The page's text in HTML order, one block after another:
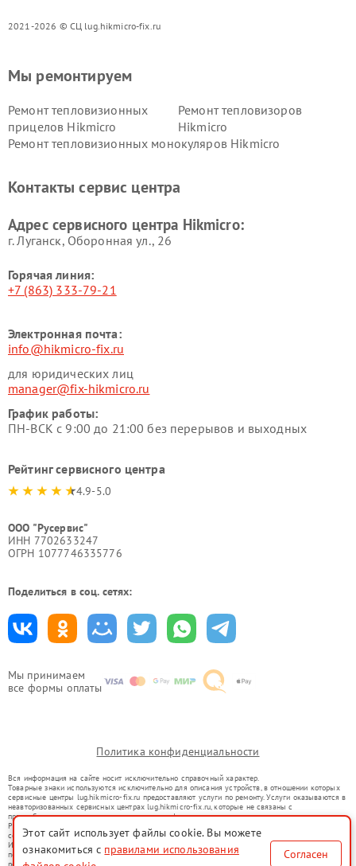
2021-2026 © СЦ lug.hikmicro-fix.ru
Мы принимаем
все формы оплаты
Мы ремонтируем
Ремонт тепловизионных
прицелов Hikmicro
Ремонт тепловизоров
Hikmicro
Ремонт тепловизионных монокуляров Hikmicro
Контакты сервис центра
Адрес сервисного центра Hikmicro:
г. Луганск, Оборонная ул., 26
Горячая линия:
+7 (863) 333-79-21
Электронная почта:
info@hikmicro-fix.ru
для юридических лиц
manager@fix-hikmicro.ru
График работы:
ПН-ВСК с 9:00 до 21:00 без перерывов и выходных
Рейтинг сервисного центра
4.9-5.0
ООО "Русервис"
ИНН 7702633247
ОГРН 1077746335776
Поделиться в соц. сетях:
Политика конфиденциальности
Вся информация на сайте носит исключительно справочный характер.
Товарные знаки используются исключительно для описания устройств, в отношении которых
сервисные центры lug.hikmicro-fix.ru предоставляют услуги по ремонту. Услуги оказываются в
неавторизованных сервисных центрах lug.hikmicro-fix.ru, которые не связаны с
правообладателями товарных знаков или их официальными представителями.
Ремонт осуществляется для устройств, уже введенных в гражданский оборот в соответствии
со статьей 1487 ГК РФ.
Использование товарных знаков не преследует цели индивидуализации услуг или введения
потребителей в заблуждение, а служит для информирования о предоставляемых услугах по
Этот сайт использует файлы cookie. Вы можете
ознакомиться с правилами использования
Согласен